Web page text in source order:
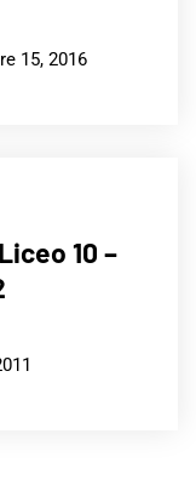
15, 2016
10 –